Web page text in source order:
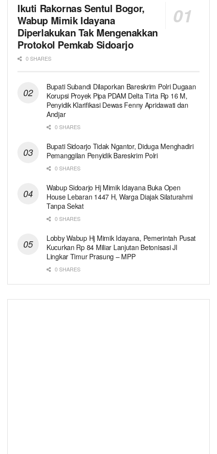
Ikuti Rakornas Sentul Bogor,
Wabup Mimik Idayana
Diperlakukan Tak Mengenakkan
Protokol Pemkab Sidoarjo
0 SHARES
Bupati Subandi Dilaporkan Bareskrim Polri Dugaan
Korupsi Proyek Pipa PDAM Delta Tirta Rp 16 M,
Penyidik Klarifikasi Dewas Fenny Apridawati dan
Andjar
0 SHARES
Bupati Sidoarjo Tidak Ngantor, Diduga Menghadiri
Pemanggilan Penyidik Bareskrim Polri
0 SHARES
Wabup Sidoarjo Hj Mimik Idayana Buka Open
House Lebaran 1447 H, Warga Diajak Silaturahmi
Tanpa Sekat
0 SHARES
Lobby Wabup Hj Mimik Idayana, Pemerintah Pusat
Kucurkan Rp 84 Miliar Lanjutan Betonisasi Jl
Lingkar Timur Prasung – MPP
0 SHARES